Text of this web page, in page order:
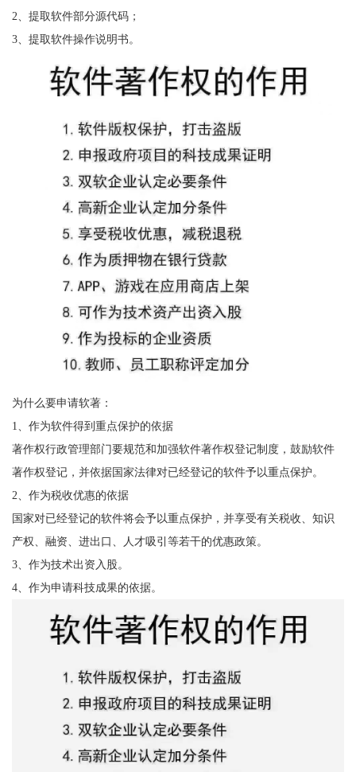
2、提取软件部分源代码；
3、提取软件操作说明书。
为什么要申请软著：
1、作为软件得到重点保护的依据
著作权行政管理部门要规范和加强软件著作权登记制度，鼓励软件
著作权登记，并依据国家法律对已经登记的软件予以重点保护。
2、作为税收优惠的依据
国家对已经登记的软件将会予以重点保护，并享受有关税收、知识
产权、融资、进出口、人才吸引等若干的优惠政策。
3、作为技术出资入股。
4、作为申请科技成果的依据。